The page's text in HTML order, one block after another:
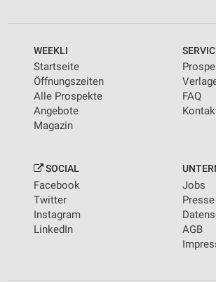
WEEKLI
Startseite
Öffnungszeiten
Alle Prospekte
Angebote
Magazin
FAQ
SOCIAL
Facebook
Twitter
Instagram
LinkedIn
Jobs
Presse
AGB